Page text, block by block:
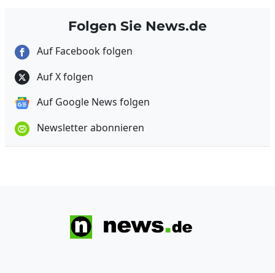
Folgen Sie News.de
Auf Facebook folgen
Auf X folgen
Auf Google News folgen
Newsletter abonnieren